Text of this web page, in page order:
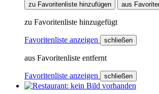
zu Favoritenliste hinzufügen aus
zu Favoritenliste hinzugefügt
Favoritenliste anzeigen schließen
aus Favoritenliste entfernt
Favoritenliste anzeigen schließen